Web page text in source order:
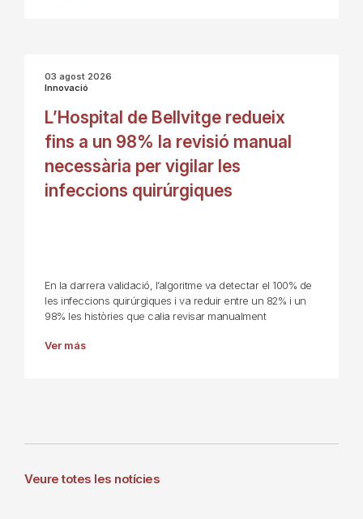
03 agost 2026
Innovació
L’Hospital de Bellvitge redueix
fins a un 98% la revisió manual
necessària per vigilar les
infeccions quirúrgiques
En la darrera validació, l’algoritme va detectar el 100% de
les infeccions quirúrgiques i va reduir entre un 82% i un
98% les històries que calia revisar manualment
Ver más
Veure totes les notícies